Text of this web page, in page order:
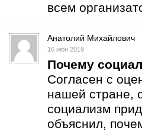
всем
Анатолий Михайлович
16 июн 2019
Почему
Согласен с
нашей стране,
социализм
объяснил,